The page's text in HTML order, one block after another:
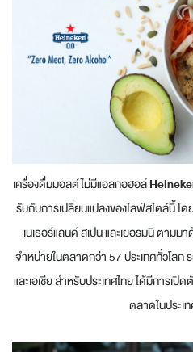
เครื่องดื่มมอลต์ไม่มีแอลกอฮอล์
รับกับการเปลี่ยนแปลงของไลฟ์สไตล์นี้ โด
เนเธอร์แลนด์ สเปน และเยอรมนี ตาม
จำหน่ายในตลาดกว่า 57 ประเทศทั่วโลก
และเอเชีย สำหรับประเทศไทย ได้มีการเ
ตลาดในประเ